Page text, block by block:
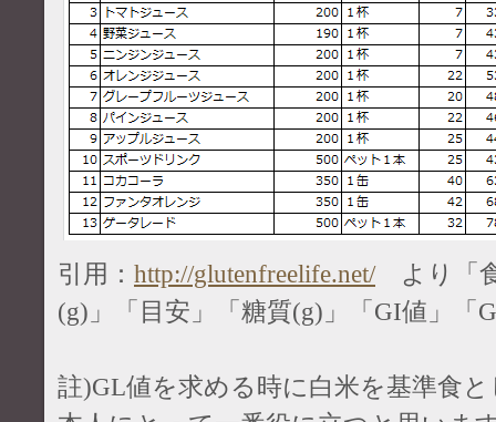
引用： http://glutenfreelife.net/より「食
(g)」「目安」「糖質(g)」「GI値」「
註)GL値を求める時に白米を基準食